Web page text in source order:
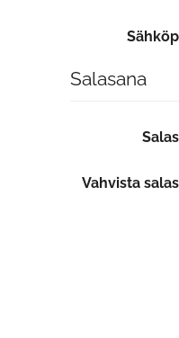
Salasana
Vahvista